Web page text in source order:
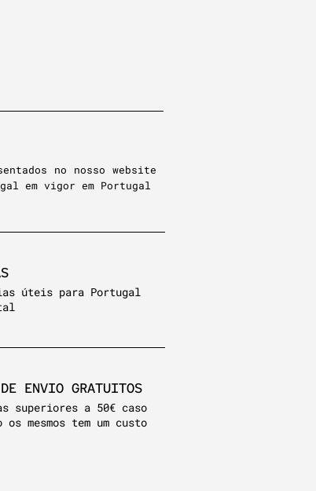
no nosso website
em vigor em Portugal
úteis para Portugal
ENVIO GRATUITOS
superiores a 50€ caso
mesmos tem um custo